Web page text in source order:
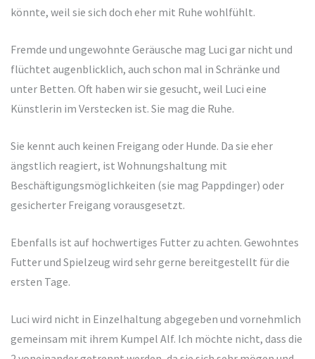
könnte, weil sie sich doch eher mit Ruhe wohlfühlt.
Fremde und ungewohnte Geräusche mag Luci gar nicht und
flüchtet augenblicklich, auch schon mal in Schränke und
unter Betten. Oft haben wir sie gesucht, weil Luci eine
Künstlerin im Verstecken ist. Sie mag die Ruhe.
Sie kennt auch keinen Freigang oder Hunde. Da sie eher
ängstlich reagiert, ist Wohnungshaltung mit
Beschäftigungsmöglichkeiten (sie mag Pappdinger) oder
gesicherter Freigang vorausgesetzt.
Ebenfalls ist auf hochwertiges Futter zu achten. Gewohntes
Futter und Spielzeug wird sehr gerne bereitgestellt für die
ersten Tage.
Luci wird nicht in Einzelhaltung abgegeben und vornehmlich
gemeinsam mit ihrem Kumpel Alf. Ich möchte nicht, dass die